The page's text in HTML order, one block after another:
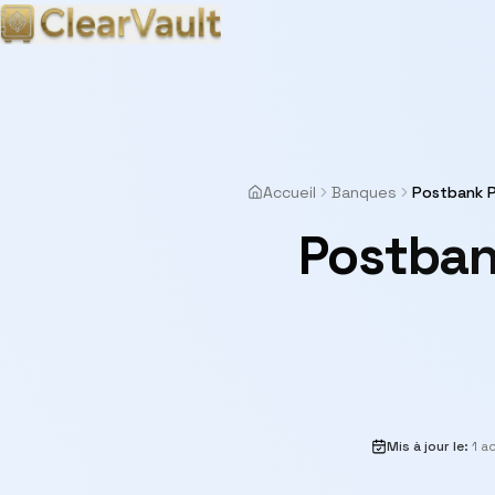
Accueil Banques Postbank
Mis à jour le: 1